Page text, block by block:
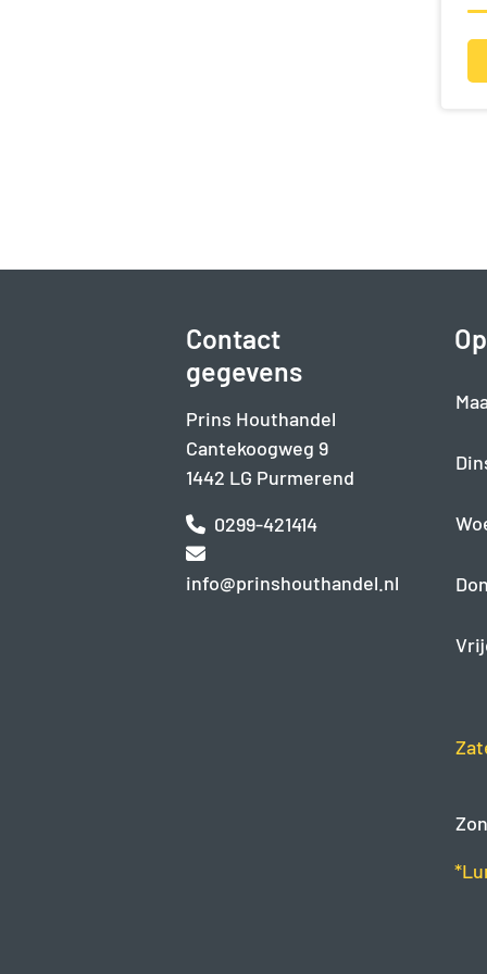
Contact
gegevens
Prins Houthandel
Cantekoogweg 9
1442 LG Purmerend
0299-421414
info@prinshouthandel.nl